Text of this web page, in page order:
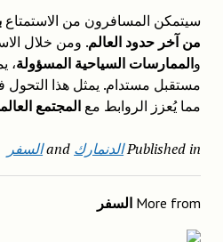
سيتمكن المسافرون من الاستمتاع
من آخر حدود العالم. ومن خلال
والممارسات السياحية المسؤولة،
مستقبل مستدام. يمثل هذا التحول
مما يُعزز الروابط مع المجتمع
Published inالدنمارك السفر
More from السفر